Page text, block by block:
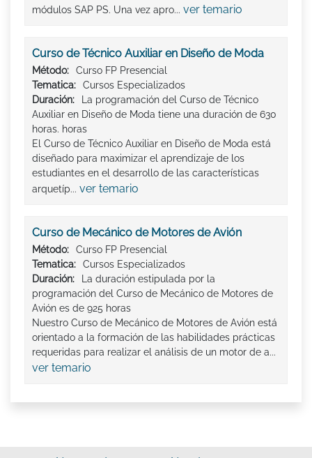
módulos SAP PS. Una vez apro... ver temario
Curso de Técnico Auxiliar en Diseño de Moda
Método:
Curso FP Presencial
Tematica:
Cursos Especializados
Duración:
La programación del Curso de Técnico
Auxiliar en Diseño de Moda tiene una duración de 630
horas. horas
El Curso de Técnico Auxiliar en Diseño de Moda está
diseñado para maximizar el aprendizaje de los
estudiantes en el desarrollo de las características
arquetíp... ver temario
Curso de Mecánico de Motores de Avión
Método:
Curso FP Presencial
Tematica:
Cursos Especializados
Duración:
La duración estipulada por la
programación del Curso de Mecánico de Motores de
Avión es de 925 horas
Nuestro Curso de Mecánico de Motores de Avión está
orientado a la formación de las habilidades prácticas
requeridas para realizar el análisis de un motor de a...
ver temario